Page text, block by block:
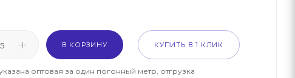
В КОРЗИНУ КУПИТЬ В 1 КЛИК
оптовая за один погонный метр, отгрузка